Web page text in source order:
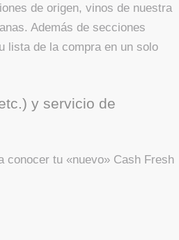
de origen, vinos de nuestra
Además de secciones
lista de la compra en un solo
y servicio de
conocer tu «nuevo» Cash Fresh